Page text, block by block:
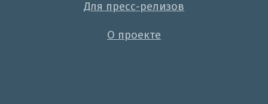
Для пресс-релизов
О проекте